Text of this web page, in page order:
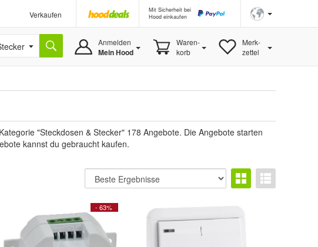
Verkaufen
Mit Sicherheit bei
Hood einkaufen
Anmelden
Mein Hood
Waren-
korb
Merk-
zettel
"Steckdosen & Stecker" 178 Angebote. Die Angebote starten
kannst du gebraucht kaufen.
- 63%